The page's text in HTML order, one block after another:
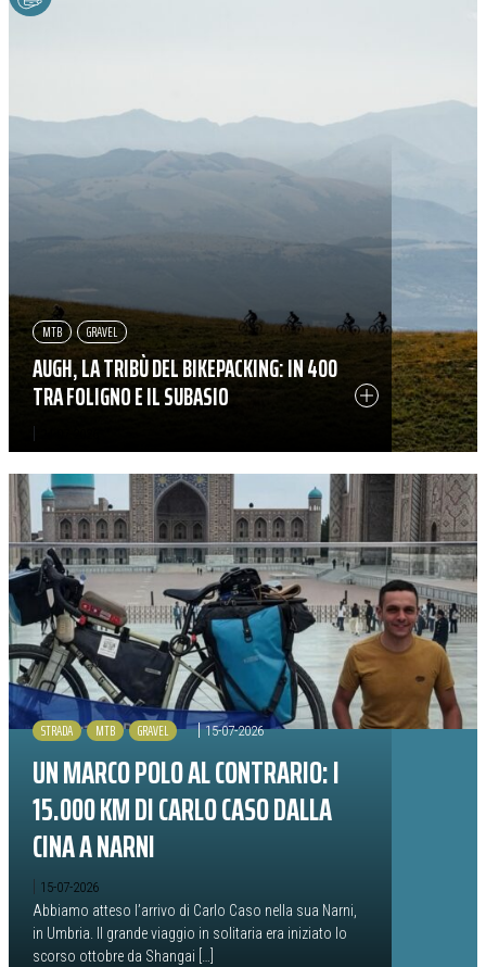
AUGH, LA TRIBÙ DEL BIKEPACKING: IN 400
TRA FOLIGNO E IL SUBASIO
MTB GRAVEL
UN MARCO POLO AL CONTRARIO: I
15.000 KM DI CARLO CASO DALLA
CINA A NARNI
15-07-2026
Abbiamo atteso l’arrivo di Carlo Caso nella sua Narni,
in Umbria. Il grande viaggio in solitaria era iniziato lo
scorso ottobre da Shangai […]
STRADA MTB GRAVEL |15-07-2026